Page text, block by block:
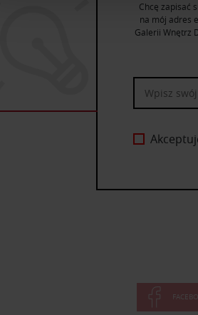
ruch w naszej witrynie. Informacje o
reklamowym i analitycznym. Partnerzy
Chcę zapisać
na mój adres
Galerii Wnętrz